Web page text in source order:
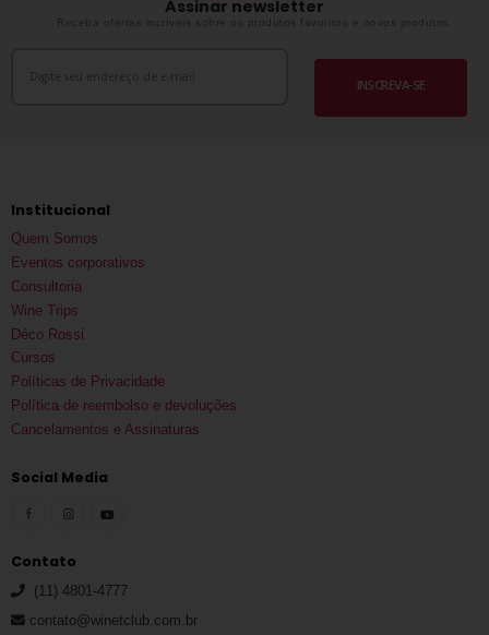
Assinar newsletter
Receba ofertas incríveis sobre os produtos favoritos e novos produtos
INSCREVA-SE
Institucional
Quem Somos
Eventos corporativos
Consultoria
Wine Trips
Déco Rossi
Cursos
Políticas de Privacidade
Política de reembolso e devoluções
Cancelamentos e Assinaturas
Social Media
Contato
(11) 4801-4777
contato@winetclub.com.br